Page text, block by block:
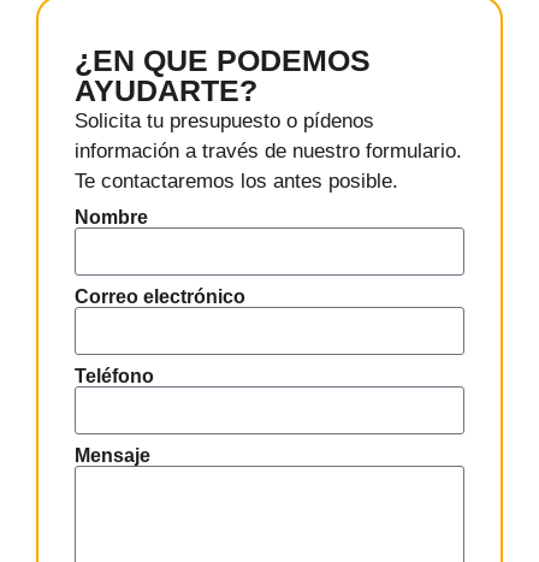
¿EN QUE PODEMOS
AYUDARTE?
Solicita tu presupuesto o pídenos
información a través de nuestro formulario.
Te contactaremos los antes posible.
Nombre
Correo electrónico
Teléfono
Mensaje